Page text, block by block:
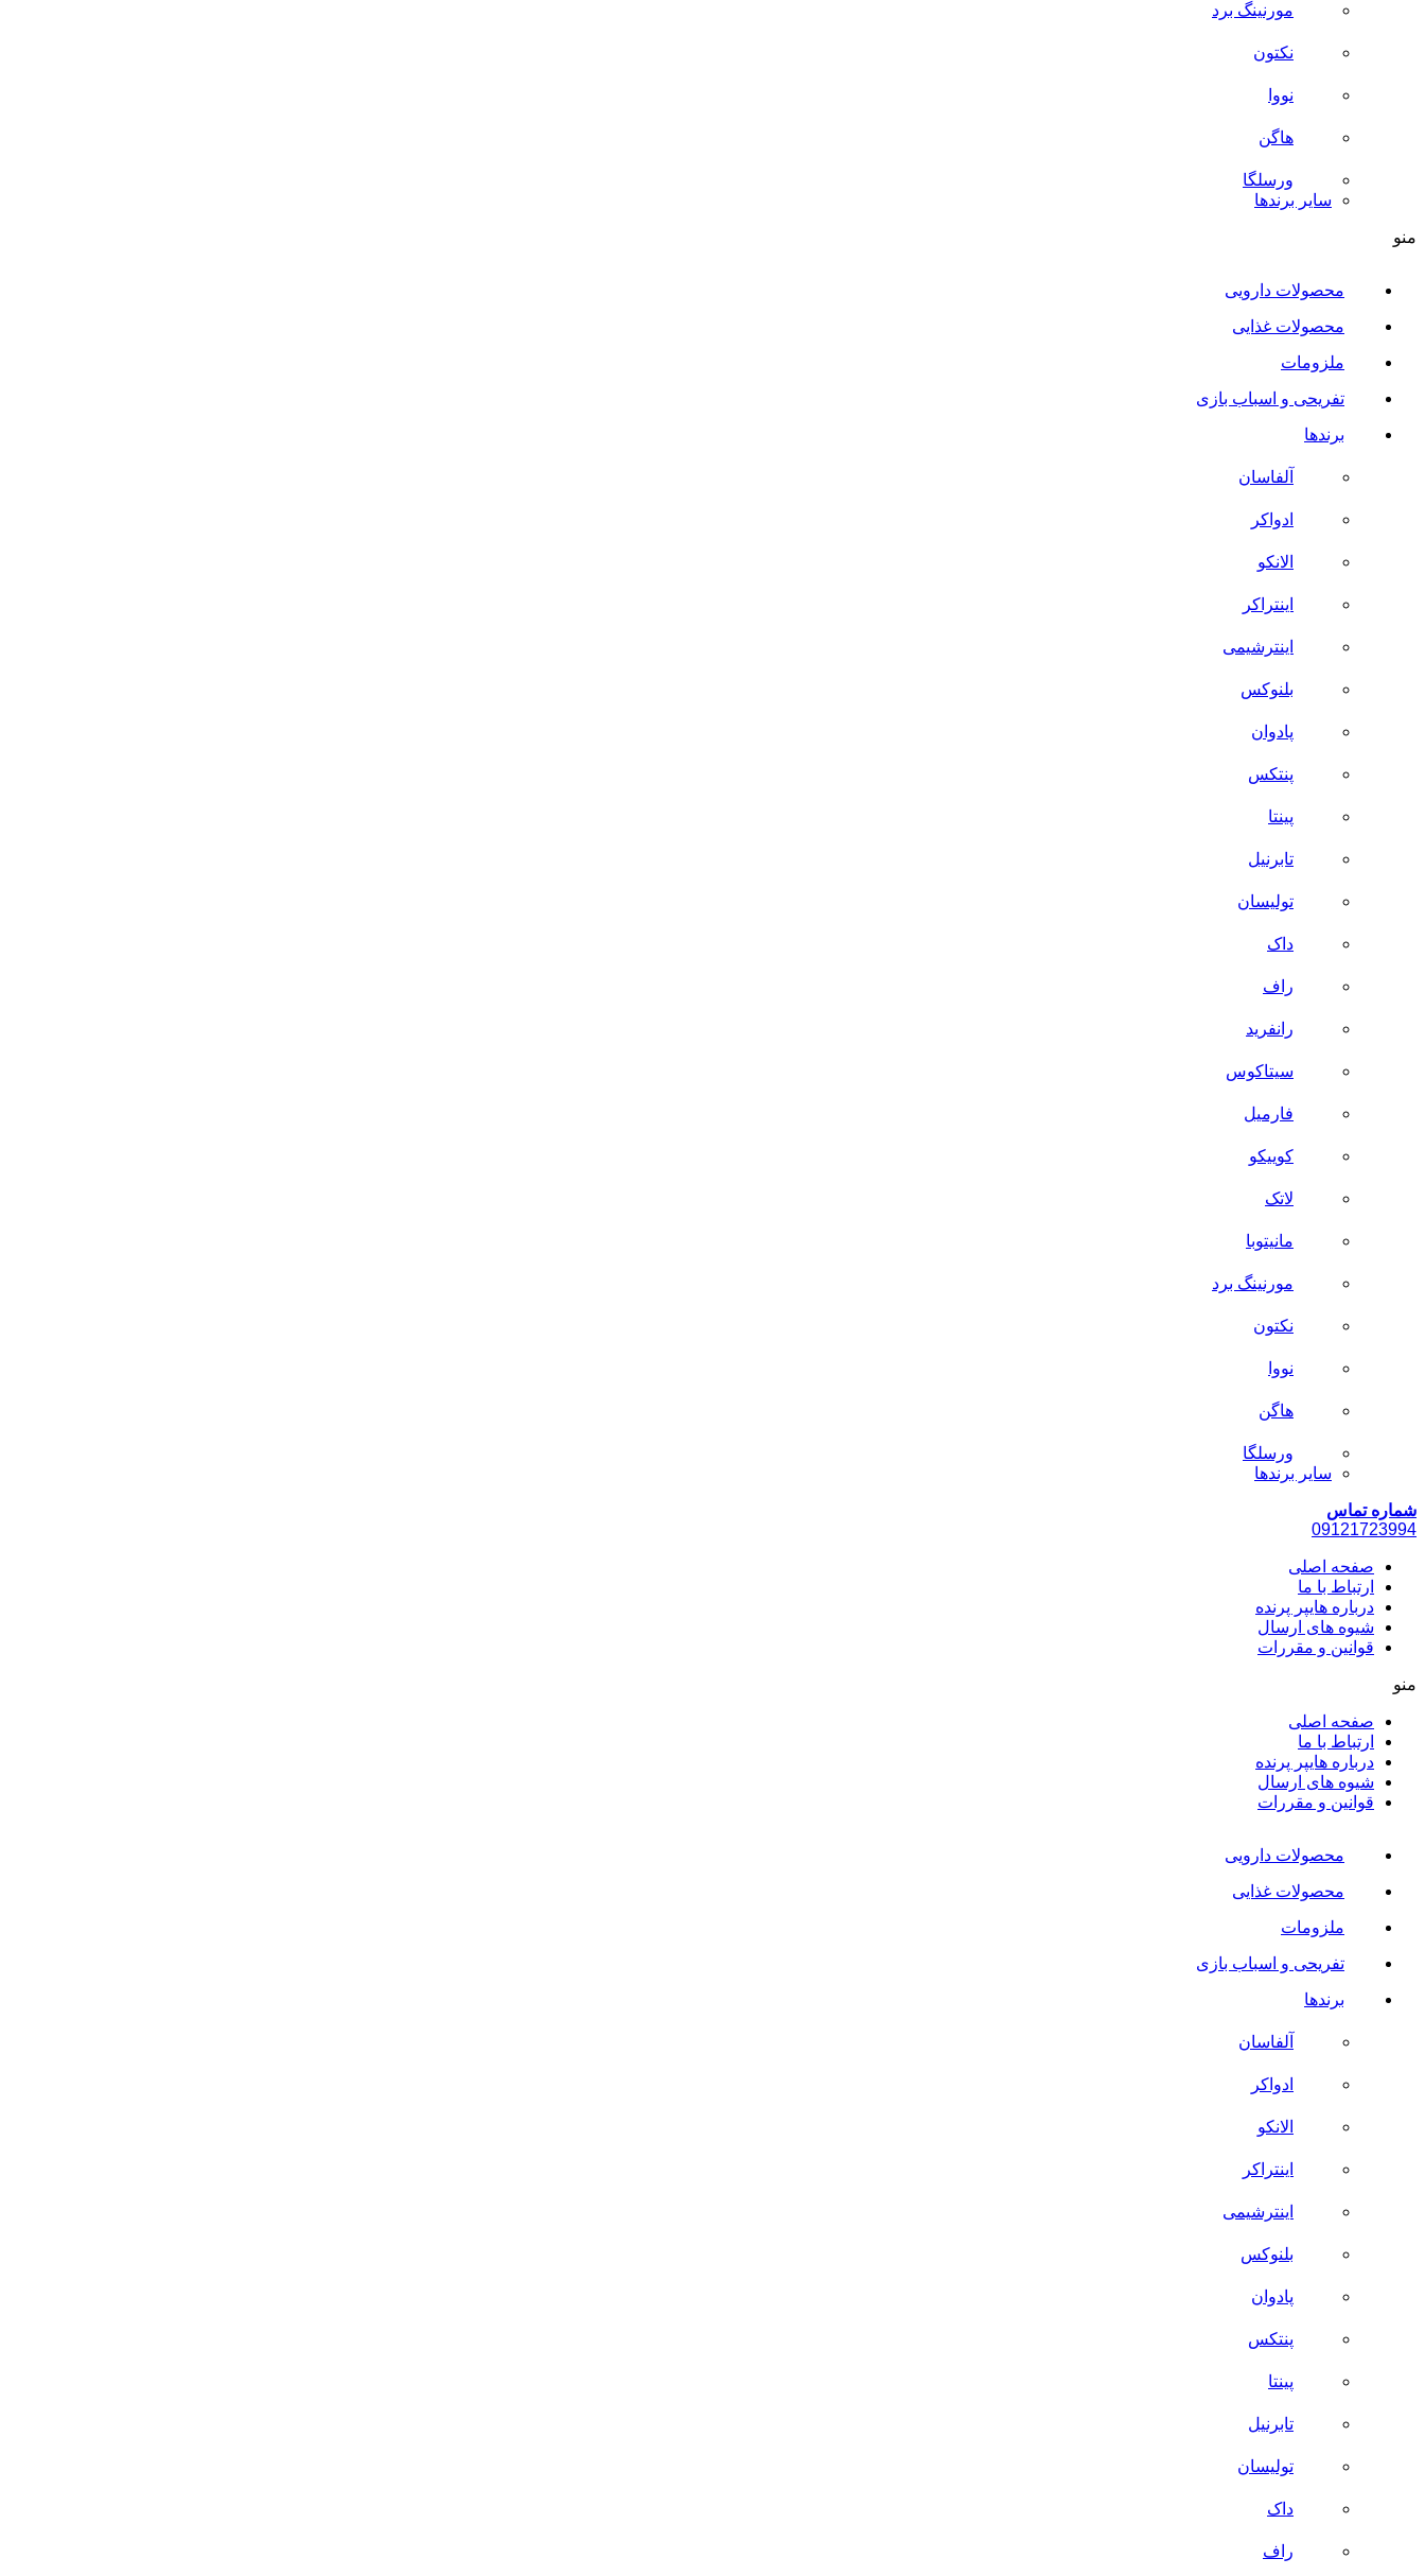
مورنینگ برد
نکتون
نووا
هاگن
ورسلگا
سایر برند‌ها
منو
محصولات دارویی
محصولات غذایی
ملزومات
تفریحی و اسباب بازی
برندها
آلفاسان
ادواکر
الانکو
اینتراکر
اینترشیمی
بلنوکس
پادوان
پنتکس
پینتا
تابرنیل
تولیسان
داک
راف
رانفرید
سیتاکوس
فارمیل
کوییکو
لاتک
مانیتوبا
مورنینگ برد
نکتون
نووا
هاگن
ورسلگا
سایر برند‌ها
شماره تماس
09121723994
صفحه اصلی
ارتباط با ما
درباره هایپر پرنده
شیوه های ارسال
قوانین و مقررات
منو
صفحه اصلی
ارتباط با ما
درباره هایپر پرنده
شیوه های ارسال
قوانین و مقررات
محصولات دارویی
محصولات غذایی
ملزومات
تفریحی و اسباب بازی
برندها
آلفاسان
ادواکر
الانکو
اینتراکر
اینترشیمی
بلنوکس
پادوان
پنتکس
پینتا
تابرنیل
تولیسان
داک
راف